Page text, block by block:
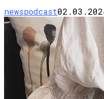
newspodcast